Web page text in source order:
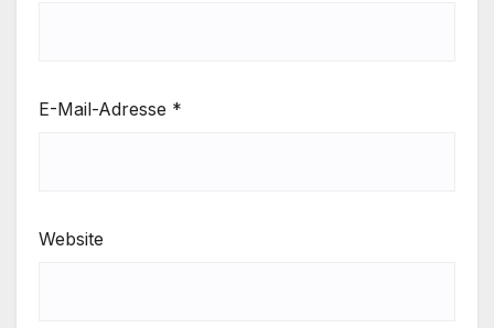
E-Mail-Adresse *
Website